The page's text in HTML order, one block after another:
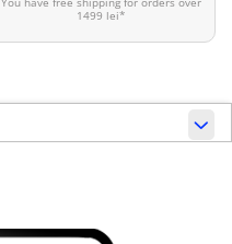
1499 lei*